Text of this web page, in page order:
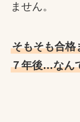
ません。
そもそも合格
７年後…なん